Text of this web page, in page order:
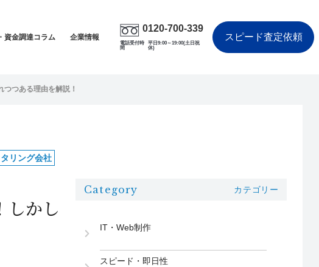
資金調達コラム 企業情報
0120-700-339
電話受付時
間
平日9:00～19:00(土日祝
休)
スピード査定依頼
つある理由を解説！
リング会社
しかし
Category カテゴリー
IT・Web制作
スピード・即日性